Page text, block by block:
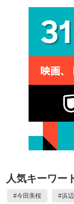
人気キーワー
#今田美桜 #浜